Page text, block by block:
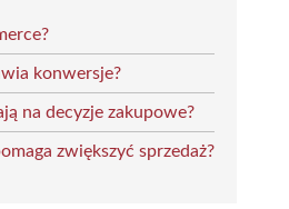
konwersje?
na decyzje zakupowe?
zwiększyć sprzedaż?